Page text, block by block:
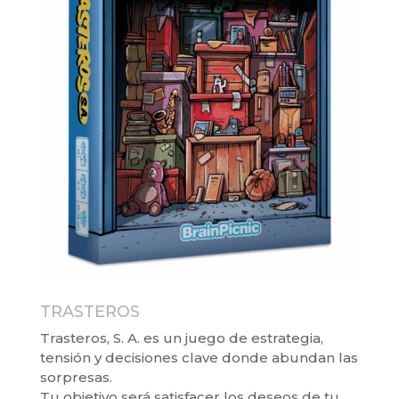
TRASTEROS
Trasteros, S. A. es un juego de estrategia,
tensión y decisiones clave donde abundan las
sorpresas.